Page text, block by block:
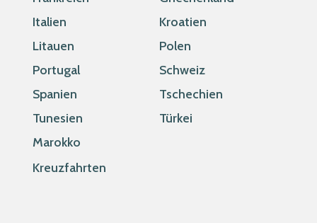
Italien
Kroatien
Litauen
Polen
Portugal
Schweiz
Spanien
Tschechien
Tunesien
Türkei
Marokko
Kreuzfahrten